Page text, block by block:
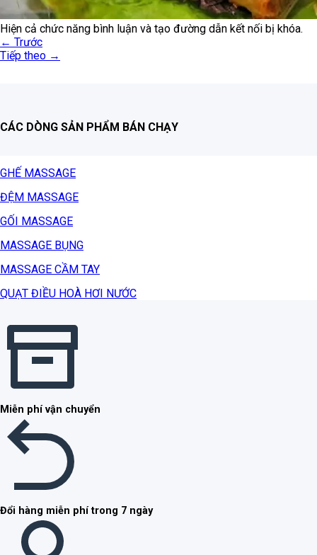
Hiện cả chức năng bình luận và tạo đường dẫn kết nối bị khóa.
← Trước
Tiếp theo →
CÁC DÒNG SẢN PHẨM BÁN CHẠY
GHẾ MASSAGE
ĐỆM MASSAGE
GỐI MASSAGE
MASSAGE BỤNG
MASSAGE CẦM TAY
QUẠT ĐIỀU HOÀ HƠI NƯỚC
Miễn phí vận chuyển
Đổi hàng miễn phí trong 7 ngày